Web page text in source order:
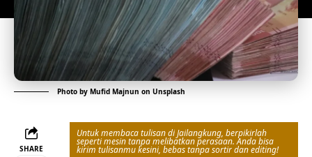
Photo by Mufid Majnun on Unsplash
SHARE
Untuk membaca tulisan di Jailangkung, berpikirlah
seperti mesin tanpa melibatkan perasaan. Anda bisa
kirim tulisanmu kesini, bebas tanpa sortir dan editing!